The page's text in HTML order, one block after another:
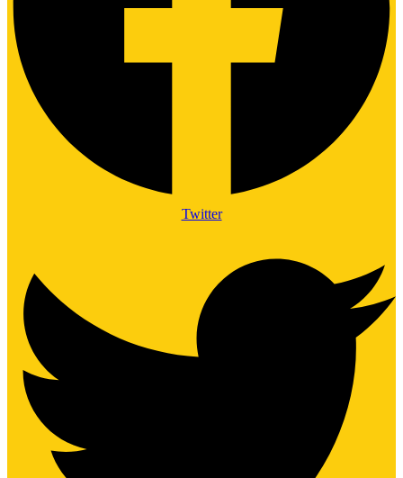
Twitter